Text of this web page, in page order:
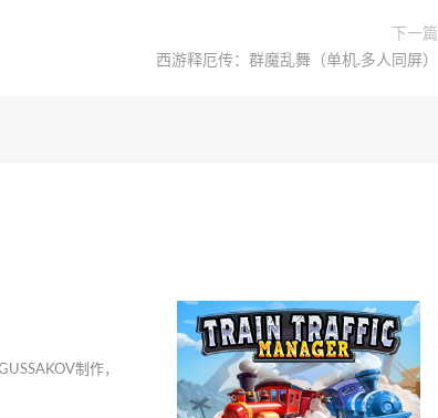
下一篇
西游释厄传：群魔乱舞（单机.多人同屏）
制作，